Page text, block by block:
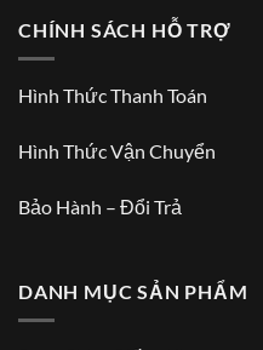
CHÍNH SÁCH HỖ TRỢ
Hình Thức Thanh Toán
Hình Thức Vận Chuyển
Bảo Hành – Đổi Trả
DANH MỤC SẢN PHẨM